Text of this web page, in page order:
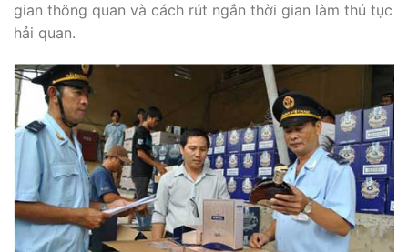
gian thông quan và cách rút ngắn thời gian làm thủ tục
hải quan.